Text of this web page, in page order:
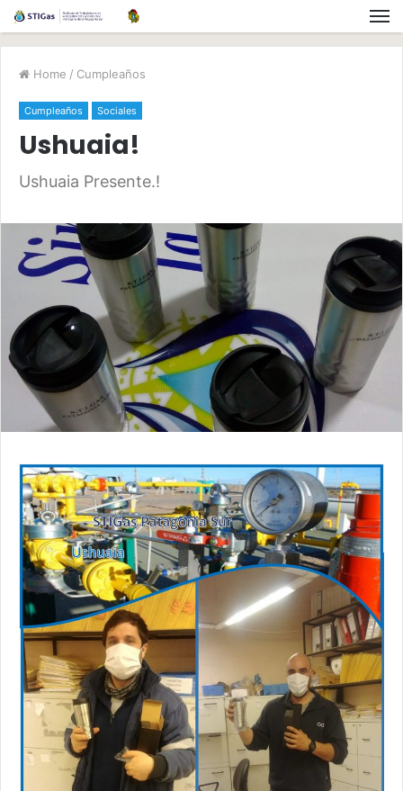
Home / Cumpleaños
Cumpleaños Sociales
Ushuaia!
Ushuaia Presente.!